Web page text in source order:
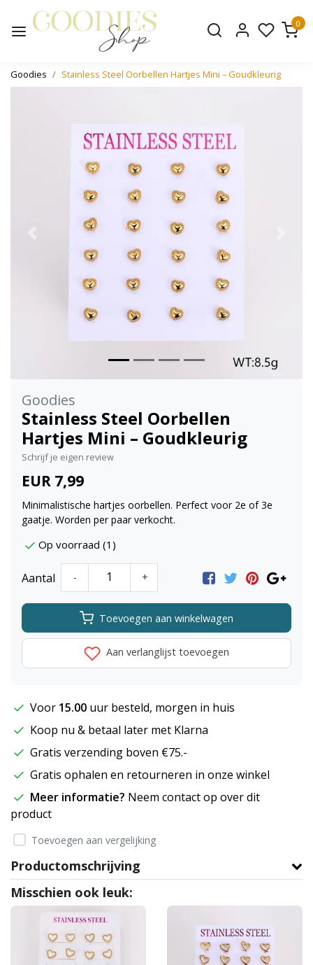
0
Goodies Stainless Steel Oorbellen Hartjes Mini – Goudkleurig
Goodies
Stainless Steel Oorbellen
Hartjes Mini – Goudkleurig
Schrijf je eigen review
EUR 7,99
Minimalistische hartjes oorbellen. Perfect voor 2e of 3e
gaatje. Worden per paar verkocht.
Op voorraad (1)
Aantal - +
Toevoegen aan winkelwagen
Aan verlanglijst toevoegen
Voor 15.00 uur besteld, morgen in huis
Koop nu & betaal later met Klarna
Gratis verzending boven €75.-
Gratis ophalen en retourneren in onze winkel
Meer informatie? Neem contact op over dit
product
Toevoegen aan vergelijking
Productomschrijving
Misschien ook leuk: